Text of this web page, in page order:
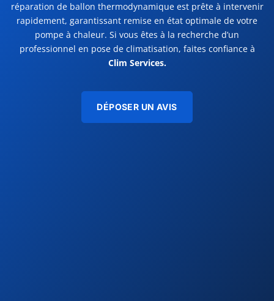
réparation de ballon thermodynamique est prête à intervenir
rapidement, garantissant remise en état optimale de votre
pompe à chaleur. Si vous êtes à la recherche d’un
professionnel en pose de climatisation, faites confiance à
Clim Services.
DÉPOSER UN AVIS